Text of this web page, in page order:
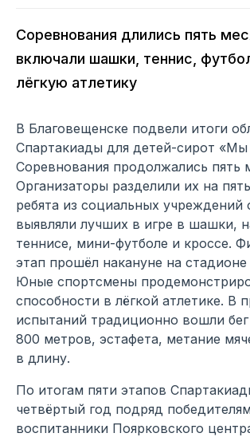
Соревнования длились пять
включали шашки, теннис,
лёгкую атлетику
В Благовещенске подвели итоги
Спартакиады для детей-сирот «Мы
Соревнования продолжались пять
Организаторы разделили их на
ребята из социальных учреждений
выявляли лучших в игре в шашки,
теннисе, мини-футболе и кроссе.
этап прошёл накануне на
Юные спортсмены
способности в лёгкой атлетике. В
испытаний традиционно вошли
800 метров, эстафета, метание
в длину.
По итогам пяти этапов
четвёртый год подряд
воспитанники Поярковского